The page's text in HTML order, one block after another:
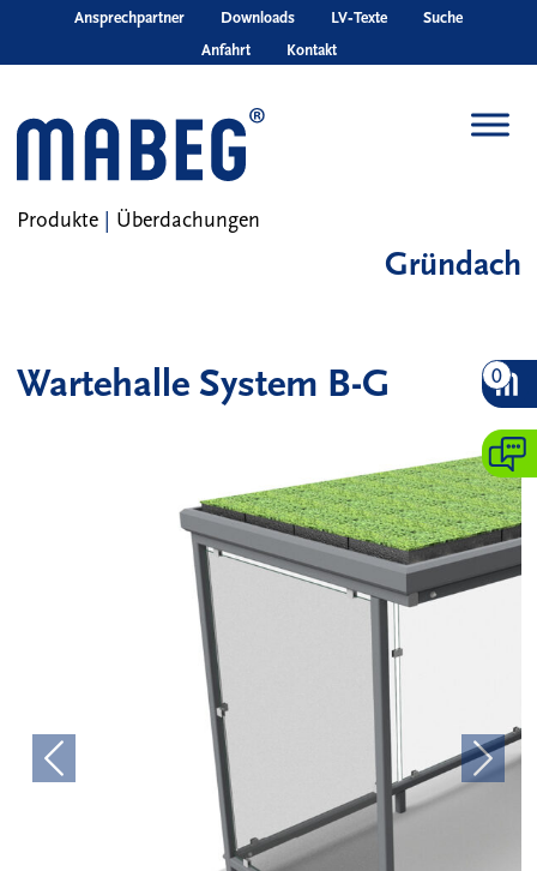
Skip to main content
Ansprechpartner Downloads LV‑Texte
Suche
Anfahrt
Kontakt
Produkte| Überdachungen
Gründach
Wartehalle System B-G
Previous Next
0